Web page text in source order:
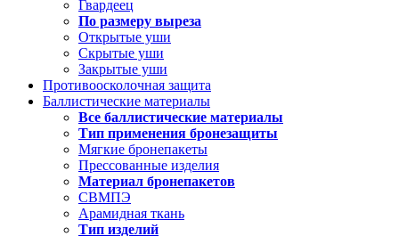
Гвардеец
По размеру выреза
Открытые уши
Скрытые уши
Закрытые уши
Противоосколочная защита
Баллистические материалы
Все баллистические материалы
Тип применения бронезащиты
Мягкие бронепакеты
Прессованные изделия
Материал бронепакетов
СВМПЭ
Арамидная ткань
Тип изделий